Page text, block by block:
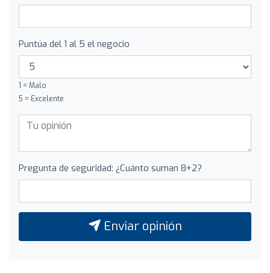
Puntúa del 1 al 5 el negocio
1 = Malo
5 = Excelente
Pregunta de seguridad: ¿Cuánto suman 8+2?
Enviar opinión